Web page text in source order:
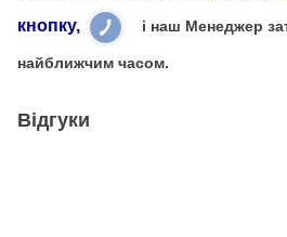
кнопку,
і наш Менеджер
найближчим часом.
Відгуки